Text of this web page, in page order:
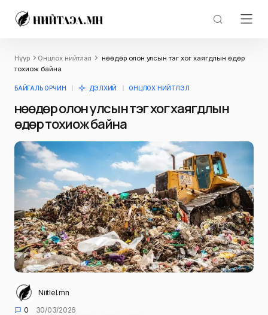
Нүүр Онцлох нийтлэл
Өнөөдөр олон улсын тэг хог хаягдлын өдөр
тохиож байна
БАЙГАЛЬ ОРЧИН ДЭЛХИЙ ОНЦЛОХ НИЙТЛЭЛ
Өнөөдөр олон улсын тэг хог хаягдлын
өдөр тохиож байна
Niitlel.mn
0
30/03/2026